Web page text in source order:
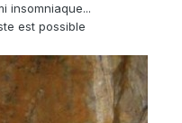
insomniaque...
est possible